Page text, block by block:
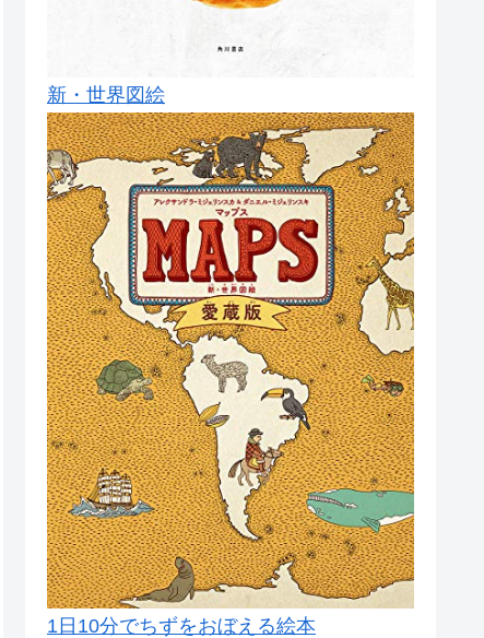
新・世界図絵
1日10分でちずをおぼえる絵本